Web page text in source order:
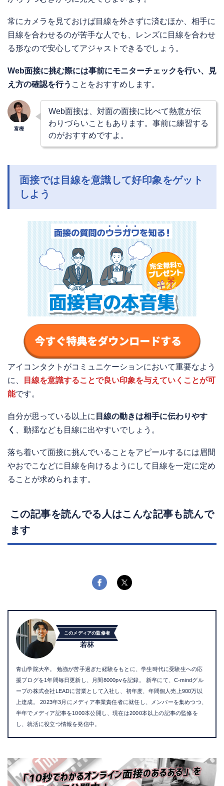
常にカメラを見ておけば目線を外さずに済むほか、相手に
目線を合わせるのが苦手な人でも、レンズに目線を合わせ
る形なので安心してアジャストできるでしょう。
Web面接に挑む際には事前にモニターチェックを行い、見
え方の確認を行う ことをおすすめします。
Web面接は、対面の面接に比べて熱意が伝
わりづらいこともあります。事前に練習する
のがおすすめですよ。
面接では目線を意識して好印象をゲット
しよう
アイコンタクトがコミュニケーションにおいて重要なよう
に、
目線を意識することで良い印象を与えていくことが可
能です。
自分が思っている以上に 目線の動きは相手に伝わりやす
く
、動揺なども目線に出やすいでしょう。
落ち着いて面接に挑んでいることをアピールするには眉間
やおでこなどに目線を向けるようにして目線を一定に定め
ることが求められます。
この記事を読んでる人はこんな記事も読んで
ます
このメディアの監修者
若林
青山学院大卒。 勉強が苦手過ぎた経験をもとに、学生時代に受験生への応
援ブログを1年間毎日更新し、月間8000pvを記録。 新卒にて、C-mindグル
ープの株式会社LEADに営業として入社し、初年度、年間個人売上900万以
上達成。 2023年3月にメディア事業責任者に就任し、メンバーを集めつつ、
半年でメディア記事を1000本公開し、現在は2000本以上の記事の監修を
し、就活に役立つ情報を発信中。